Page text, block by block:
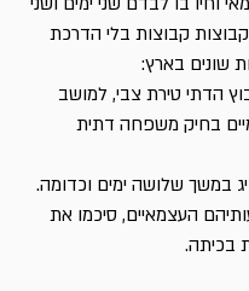
קבוצות בלי הדרכת
שונים בארץ:
הדתי טירת צבי, למושב
בחיק משפחה דתית
במשך שלושה ימים וכדומה.
העצמאיים, סיכמו את
בכיתה.